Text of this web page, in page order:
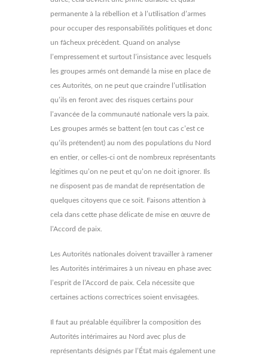
permanente à la rébellion et à l’utilisation d’armes
pour occuper des responsabilités politiques et donc
un fâcheux précèdent. Quand on analyse
l’empressement et surtout l’insistance avec lesquels
les groupes armés ont demandé la mise en place de
ces Autorités, on ne peut que craindre l’utilisation
qu’ils en feront avec des risques certains pour
l’avancée de la communauté nationale vers la paix.
Les groupes armés se battent (en tout cas c’est ce
qu’ils prétendent) au nom des populations du Nord
en entier, or celles-ci ont de nombreux représentants
légitimes qu’on ne peut et qu’on ne doit ignorer. Ils
ne disposent pas de mandat de représentation de
quelques citoyens que ce soit. Faisons attention à
cela dans cette phase délicate de mise en œuvre de
l’Accord de paix.
Les Autorités nationales doivent travailler à ramener
les Autorités intérimaires à un niveau en phase avec
l’esprit de l’Accord de paix. Cela nécessite que
certaines actions correctrices soient envisagées.
Il faut au préalable équilibrer la composition des
Autorités intérimaires au Nord avec plus de
représentants désignés par l’État mais également une